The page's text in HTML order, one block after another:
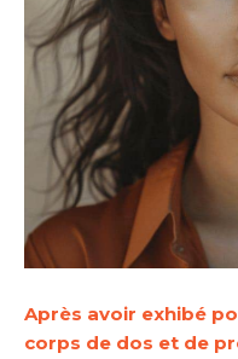
Après avoir exhibé
corps de dos et de